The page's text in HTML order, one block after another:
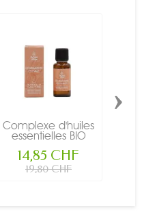
Complexe d'huiles
essentielles BIO
14,85 CHF
19,80 CHF
›